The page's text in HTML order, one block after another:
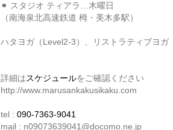
⚫︎ スタジオ ティアラ…木曜日
（南海泉北高速鉄道 栂・美木多駅）
ハタヨガ（Level2-3）、リストラティブヨガ
詳細はスケジュールをご確認ください
http://www.marusankakusikaku.com
tel : 090-7363-9041
mail : n09073639041@docomo.ne.jp